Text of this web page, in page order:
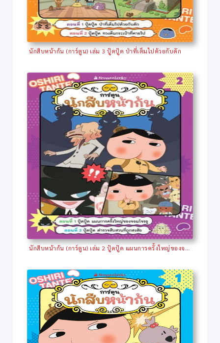
นักสืบหน้าก้น (การ์ตูน) เล่ม 3 ปู้ดปู้ด ป่าที่เต็มไปด้วยกับดัก
นักสืบหน้าก้น (การ์ตูน) เล่ม 2 ปู้ดปู้ด แผนการครั้งใหญ่ของจอมโจรยู